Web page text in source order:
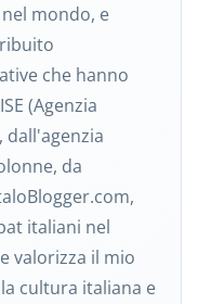
mondo, e
che hanno
(Agenzia
dall'agenzia
da
italiani nel
valorizza il mio
cultura italiana e